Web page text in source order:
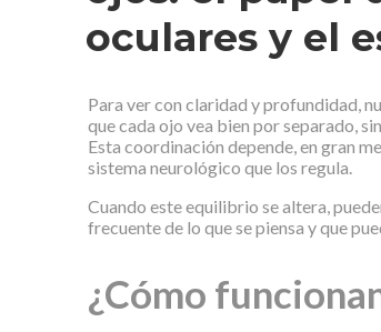
oculares y el
Para ver con claridad y profundidad,
que cada ojo vea bien por separado,
Esta coordinación depende, en gran
sistema neurológico que los regula.
Cuando este equilibrio se altera,
frecuente de lo que se piensa y que
¿Cómo